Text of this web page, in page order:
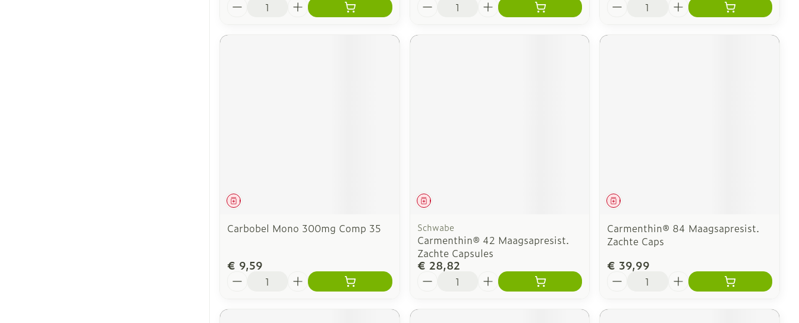
Geneesmiddel
Carbobel Mono 300mg Comp 35
€ 9,59
Geneesmiddel
Schwabe
Carmenthin® 42 Maagsapresist.
Zachte Capsules
€ 28,82
Geneesmiddel
Carmenthin® 84 Maagsapresist.
Zachte Caps
€ 39,99